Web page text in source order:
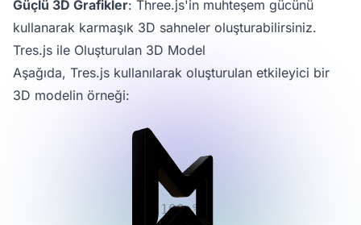
Güçlü 3D Grafikler: Three.js'in muhteşem gücünü
kullanarak karmaşık 3D sahneler oluşturabilirsiniz.
Tres.js ile Oluşturulan 3D Model
Aşağıda, Tres.js kullanılarak oluşturulan etkileyici bir
3D modelin örneği: